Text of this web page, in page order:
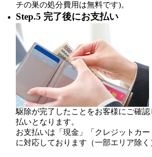
チの巣の処分費用は無料です)。
Step.5 完了後にお支払い
駆除が完了したことをお客様にご確
払いとなります。
お支払いは「現金」「クレジットカー
に対応しております（一部エリア除く